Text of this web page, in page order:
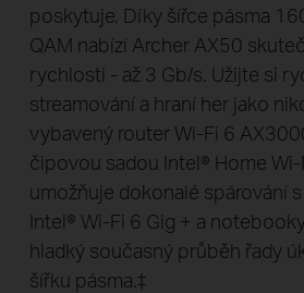
poskytuje. Díky šířce pásma
QAM nabízí Archer AX50
rychlosti - až 3 Gb/s. Užijte si
streamování a hraní her jako
vybavený router Wi-Fi 6
čipovou sadou Intel® Home
umožňuje dokonalé spárování
Intel® Wi-Fi 6 Gig + a
hladký současný průběh řady
šířku pásma.‡